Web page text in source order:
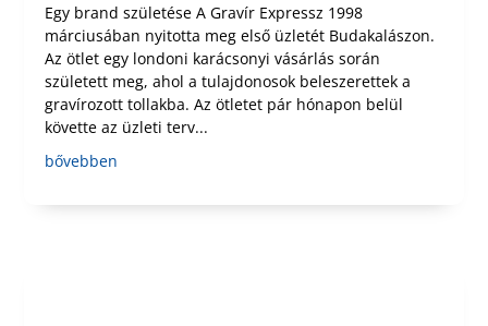
Egy brand születése A Gravír Expressz 1998
márciusában nyitotta meg első üzletét Budakalászon.
Az ötlet egy londoni karácsonyi vásárlás során
született meg, ahol a tulajdonosok beleszerettek a
gravírozott tollakba. Az ötletet pár hónapon belül
követte az üzleti terv...
bővebben